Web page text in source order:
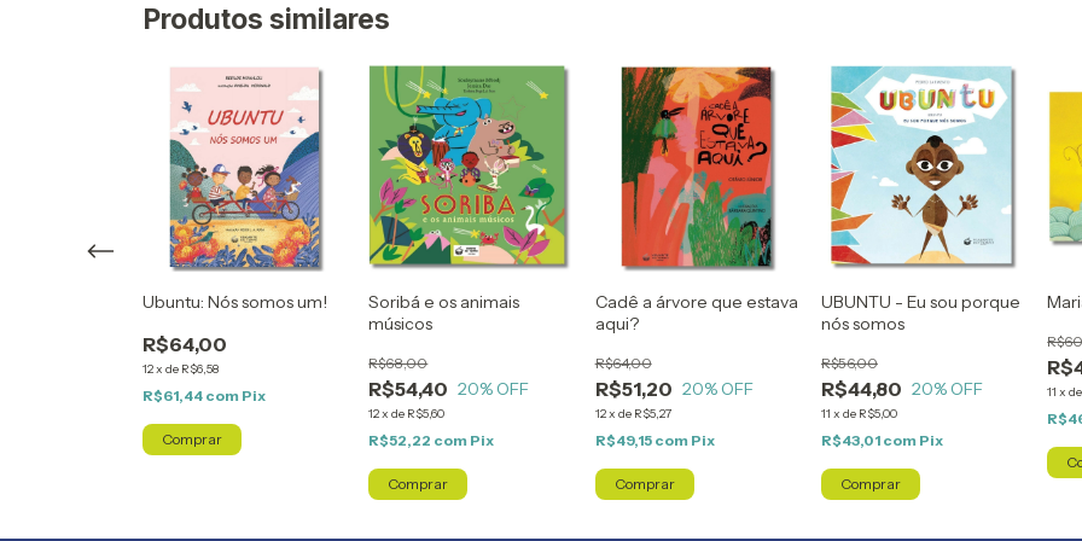
Produtos similares
Ubuntu: Nós somos um!
R$64,00
12x de R$6,58
R$61,44 com Pix
Soribá e os animais
músicos
R$54,40
R$68,00
20% OFF
12xde R$5,60
R$52,22 com Pix
Cadê a árvore que estava
aqui?
R$51,20
R$64,00
20% OFF
12x de R$5,27
R$49,15 com Pix
UBUNTU - Eu sou porque
nós somos
R$44,80
R$56,00
20% OFF
11 x de R$5,00
R$43,01 com Pix
Comprar
11 xde